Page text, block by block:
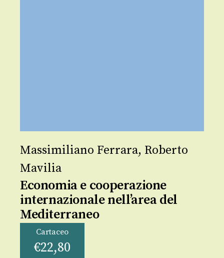
Massimiliano Ferrara, Roberto
Mavilia
Economia e cooperazione
internazionale nell’area del
Mediterraneo
Cartaceo
€22,80